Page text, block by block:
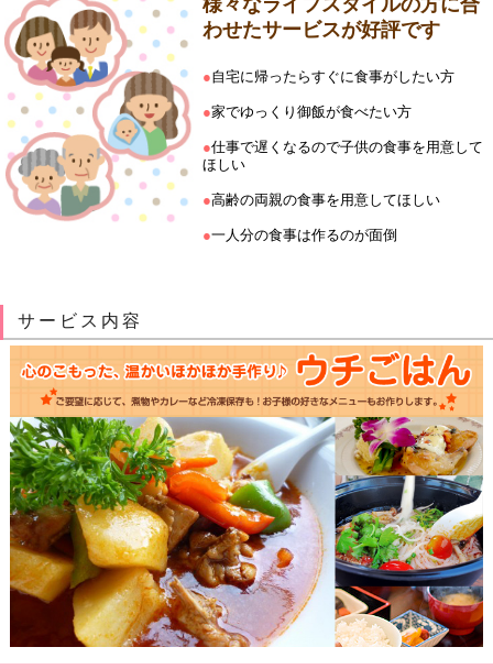
様々なライフスタイルの方に合
わせたサービスが好評です
●自宅に帰ったらすぐに食事がしたい方
●家でゆっくり御飯が食べたい方
●仕事で遅くなるので子供の食事を用意して
ほしい
●高齢の両親の食事を用意してほしい
●一人分の食事は作るのが面倒
サービス内容